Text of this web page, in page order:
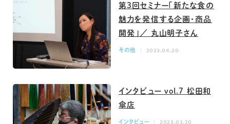
第3回セミナー「新たな食の
魅力を発信する企画・商品
開発」／ 丸山明子さん
その他 2023.04.20
インタビュー vol.7 松田和
傘店